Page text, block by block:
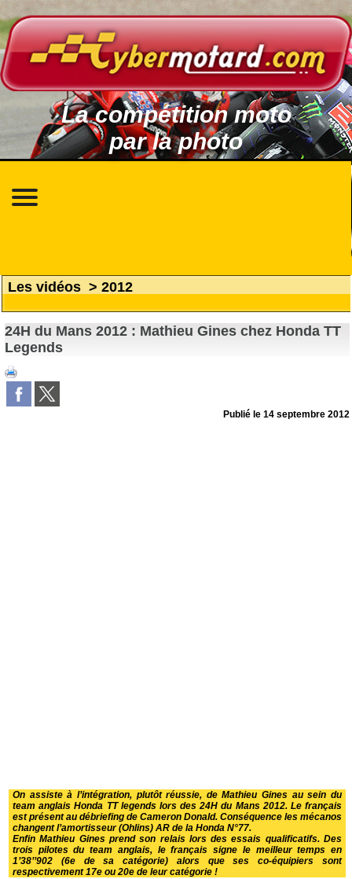
La compétition moto
par la photo
Les vidéos > 2012
24H du Mans 2012 : Mathieu Gines chez Honda TT
Legends
Publié le14 septembre 2012
On assiste à l’intégration, plutôt réussie, de Mathieu Gines au sein du
team anglais Honda TT legends lors des 24H du Mans 2012. Le français
est présent au débriefing de Cameron Donald. Conséquence les mécanos
changent l’amortisseur (Ohlins) AR de la Honda N°77.
Enfin Mathieu Gines prend son relais lors des essais qualificatifs. Des
trois pilotes du team anglais, le français signe le meilleur temps en
1’38’’902 (6e de sa catégorie) alors que ses co-équipiers sont
respectivement 17e ou 20e de leur catégorie !